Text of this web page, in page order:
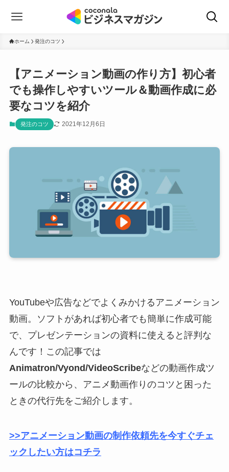
ホーム 発注のコツ
【アニメーション動画の作り方】初心者
でも操作しやすいツール＆動画作成に必
要なコツを紹介
発注のコツ 2021年12月6日
YouTubeや広告などでよくみかけるアニメーション
動画。ソフトがあれば初心者でも簡単に作成可能
で、プレゼンテーションの資料に使えると評判な
んです！この記事では
Animatron/Vyond/VideoScribeなどの動画作成ツ
ールの比較から、アニメ動画作りのコツと困った
ときの代行先をご紹介します。
>>アニメーション動画の制作依頼先を今すぐチェ
ックしたい方はコチラ